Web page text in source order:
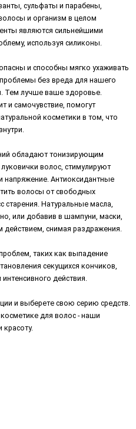
сульфаты и парабены,
и организм в целом
являются сильнейшими
используя силиконы.
и способны мягко ухаживать
без вреда для нашего
Тем лучше ваше здоровье.
и самочувствие, помогут
косметики в том, что
обладают тонизирующим
волос, стимулируют
напряжение. Антиоксидантные
волосы от свободных
Натуральные масла,
или добавив в шампуни, маски,
действием, снимая раздражения.
таких как выпадение
секущихся кончиков,
действия.
и выберете свою серию средств.
для волос - наши